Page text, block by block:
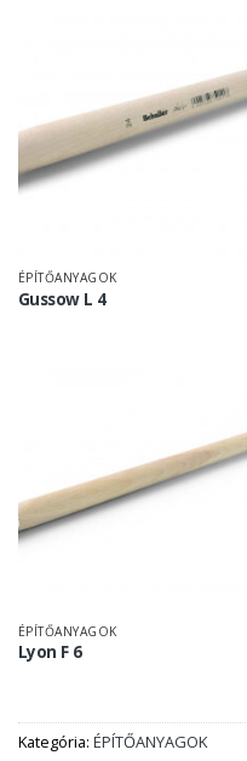
ÉPÍTŐANYAGOK
Gussow L 4
ÉPÍTŐANYAGOK
Lyon F 6
Kategória: ÉPÍTŐANYAGOK